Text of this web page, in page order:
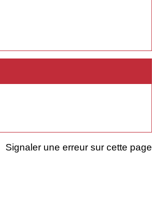
Signaler une erreur sur cette page